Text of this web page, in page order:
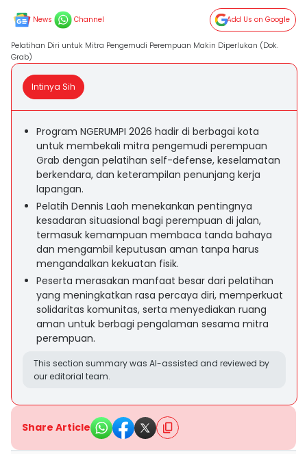
News Channel Add Us on Google
Pelatihan Diri untuk Mitra Pengemudi Perempuan Makin Diperlukan (Dok.
Grab)
Intinya Sih
Program NGERUMPI 2026 hadir di berbagai kota
untuk membekali mitra pengemudi perempuan
Grab dengan pelatihan self-defense, keselamatan
berkendara, dan keterampilan penunjang kerja
lapangan.
Pelatih Dennis Laoh menekankan pentingnya
kesadaran situasional bagi perempuan di jalan,
termasuk kemampuan membaca tanda bahaya
dan mengambil keputusan aman tanpa harus
mengandalkan kekuatan fisik.
Peserta merasakan manfaat besar dari pelatihan
yang meningkatkan rasa percaya diri, memperkuat
solidaritas komunitas, serta menyediakan ruang
aman untuk berbagi pengalaman sesama mitra
perempuan.
This section summary was AI-assisted and reviewed by
our editorial team.
Share Article